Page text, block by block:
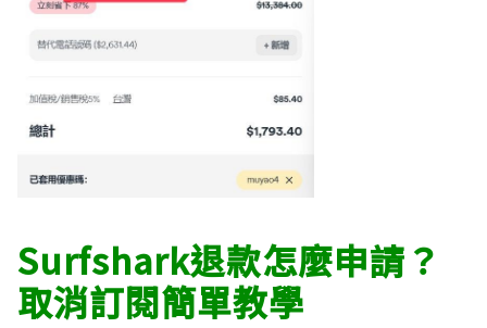
Surfshark退款怎麼申請？
取消訂閱簡單教學